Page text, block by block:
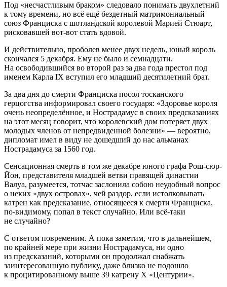
Под «несчастливым браком» следовало понимать двухлетний
к тому времени, но всё ещё бездетный матримониальный
союз Франциска с шотландской королевой Марией Стюарт,
рисковавшей вот-вот стать вдовой.
И действительно, проболев менее двух недель, юный король
скончался 5 декабря. Ему не было и семнадцати.
На освободившийся во второй раз за два года престол под
именем Карла IX вступил его младший десятилетний брат.
За два дня до смерти Франциска посол тосканского
герцогства информировал своего государя: «Здоровье короля
очень неопределённое, и Нострадамус в своих предсказаниях
на этот месяц говорит, что королевский дом потеряет двух
молодых членов от непредвиденной болезни» — вероятно,
дипломат имел в виду не дошедший до нас альманах
Нострадамуса за 1560 год.
Сенсационная смерть в том же декабре юного графа Рош-сюр-
Йон, представителя младшей ветви правящей династии
Валуа, разумеется, тотчас заслонила собою неудобный вопрос
о неких «двух островах», чей раздор, если истолковывать
катрен как предсказание, относящееся к смерти Франциска,
по-видимому, попал в текст случайно. Или всё-таки
не случайно?
С ответом повременим. А пока заметим, что в дальнейшем,
по крайней мере при жизни Нострадамуса, ни одно
из предсказаний, которыми он продолжал снабжать
заинтересованную публику, даже близко не подошло
к процитированному выше 39 катрену X «Центурии».